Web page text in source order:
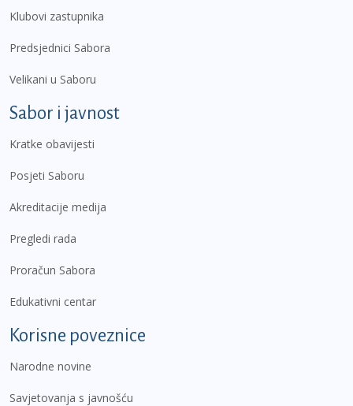
Klubovi zastupnika
Predsjednici Sabora
Velikani u Saboru
Sabor i javnost
Kratke obavijesti
Posjeti Saboru
Akreditacije medija
Pregledi rada
Proračun Sabora
Edukativni centar
Korisne poveznice
Narodne novine
Savjetovanja s javnošću